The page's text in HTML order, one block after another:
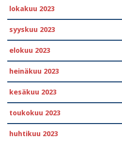
lokakuu 2023
syyskuu 2023
elokuu 2023
heinäkuu 2023
kesäkuu 2023
toukokuu 2023
huhtikuu 2023